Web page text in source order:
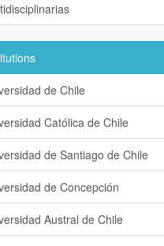
de Chile
Católica de Chile
de Santiago de Chile
de Concepción
Austral de Chile